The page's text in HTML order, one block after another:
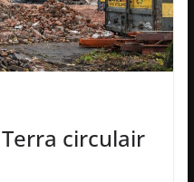
circulair